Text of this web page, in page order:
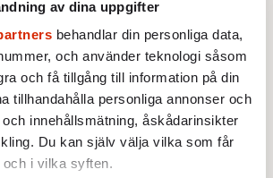
av dina uppgifter
behandlar din personliga data,
och använder teknologi såsom
och få tillgång till information på din
tillhandahålla personliga annonser och
innehållsmätning, åskådarinsikter
Du kan själv välja vilka som får
i vilka syften.
väldigt olika. Howlin’ Wolf
av alla,
tydligt, det nödvändiga, det vi
Ain’t Goin’ Down that Dirt
… som att följa med Anders,
fast båtmotorn, motorn